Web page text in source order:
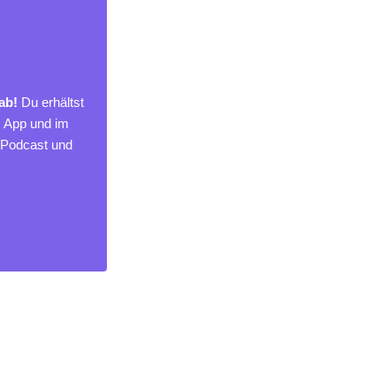
Du erhältst
und im
und